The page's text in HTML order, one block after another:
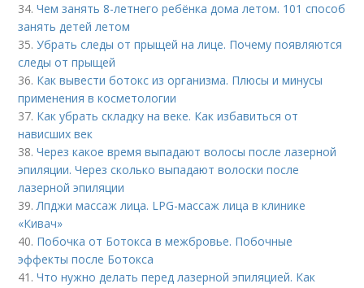
34.Чем занять 8-летнего ребёнка дома летом. 101 способ
занять детей летом
35.Убрать следы от прыщей на лице. Почему появляются
следы от прыщей
36. Как вывести ботокс из организма. Плюсы и минусы
применения в косметологии
37. Как убрать складку на веке. Как избавиться от
нависших век
38.Через какое время выпадают волосы после лазерной
эпиляции. Через сколько выпадают волоски после
лазерной эпиляции
39.Лпджи массаж лица. LPG-массаж лица в клинике
«Кивач»
40. Побочка от Ботокса в межбровье. Побочные
эффекты после Ботокса
41.Что нужно делать перед лазерной эпиляцией. Как